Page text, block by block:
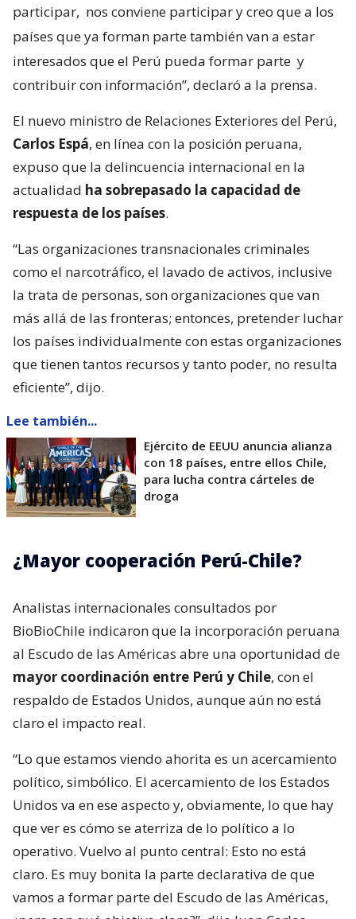
participar, nos conviene participar y creo que a los
países que ya forman parte también van a estar
interesados que el Perú pueda formar parte y
contribuir con información”, declaró a la prensa.
El nuevo ministro de Relaciones Exteriores del Perú,
Carlos Espá, en línea con la posición peruana,
expuso que la delincuencia internacional en la
actualidad ha sobrepasado la capacidad de
respuesta de los países.
“Las organizaciones transnacionales criminales
como el narcotráfico, el lavado de activos, inclusive
la trata de personas, son organizaciones que van
más allá de las fronteras; entonces, pretender luchar
los países individualmente con estas organizaciones
que tienen tantos recursos y tanto poder, no resulta
eficiente”, dijo.
Lee también...
Ejército de EEUU anuncia alianza
con 18 países, entre ellos Chile,
para lucha contra cárteles de
droga
¿Mayor cooperación Perú-Chile?
Analistas internacionales consultados por
BioBioChile indicaron que la incorporación peruana
al Escudo de las Américas abre una oportunidad de
mayor coordinación entre Perú y Chile, con el
respaldo de Estados Unidos, aunque aún no está
claro el impacto real.
“Lo que estamos viendo ahorita es un acercamiento
político, simbólico. El acercamiento de los Estados
Unidos va en ese aspecto y, obviamente, lo que hay
que ver es cómo se aterriza de lo político a lo
operativo. Vuelvo al punto central: Esto no está
claro. Es muy bonita la parte declarativa de que
vamos a formar parte del Escudo de las Américas,